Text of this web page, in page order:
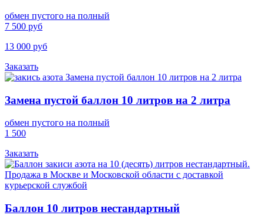
обмен пустого на полный
7 500 руб
13 000 руб
Заказать
Замена пустой баллон 10 литров на 2 литра
обмен пустого на полный
1 500
Заказать
Баллон 10 литров нестандартный